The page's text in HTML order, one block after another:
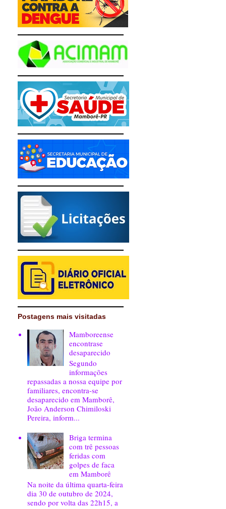
Postagens mais visitadas
Mamboreense
encontrase
desaparecido
Segundo
informações
repassadas a nossa equipe por
familiares, encontra-se
desaparecido em Mamborê,
João Anderson Chimiloski
Pereira, inform...
Briga termina
com trê pessoas
feridas com
golpes de faca
em Mamborê
Na noite da última quarta-feira
dia 30 de outubro de 2024,
sendo por volta das 22h15, a